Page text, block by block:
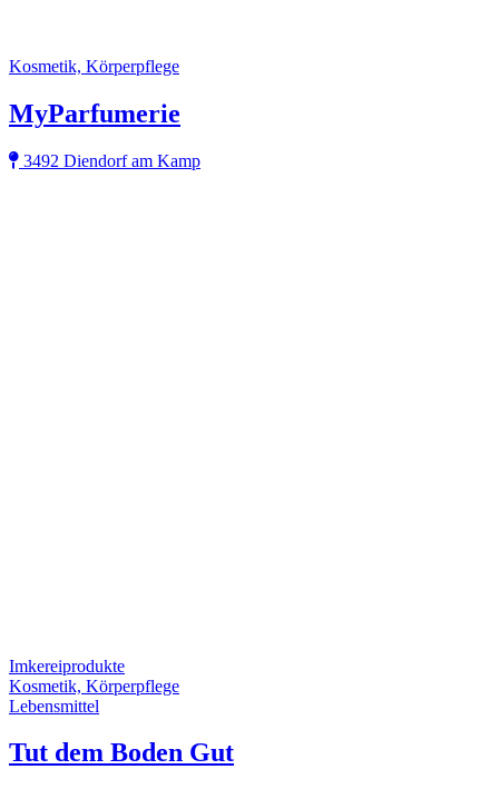
Kosmetik, Körperpflege
MyParfumerie
3492 Diendorf am Kamp
Imkereiprodukte
Kosmetik, Körperpflege
Lebensmittel
Tut dem Boden Gut